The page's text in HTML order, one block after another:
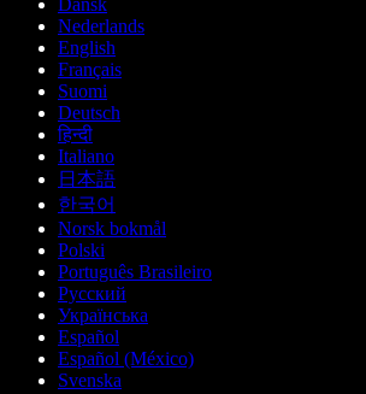
Nederlands
English
Français
Suomi
Deutsch
हिन्दी
Italiano
日本語
한국어
Norsk bokmål
Polski
Português Brasileiro
Русский
Українська
Español
Español (México)
Svenska